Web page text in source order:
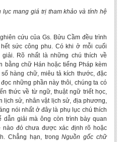
lục mang giá trị tham khảo và tính hệ
cứu của Gs. Bửu Cầm đều trình
sức công phu. Có khi ở mỗi cuối
Rõ nhất là những chú thích về
bằng chữ Hán hoặc tiếng Pháp kèm
hàng chữ, miêu tả kích thước, đặc
những phần này thôi, chúng ta có
thức về từ ngữ, thuật ngữ triết học,
lịch sử, nhân vật lịch sử, địa phương,
nói nhất ở đây là phụ lục chú thích
dẫn giải mà ông còn trình bày quan
nào đó chưa được xác định rõ hoặc
Chẳng hạn, trongNguồn gốc chữ